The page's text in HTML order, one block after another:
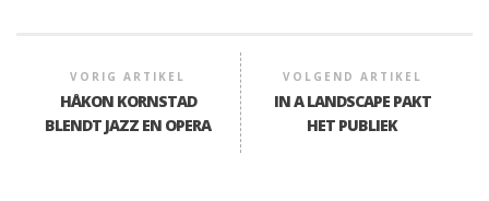
VORIG ARTIKEL
HÅKON KORNSTAD
BLENDT JAZZ EN OPERA
VOLGEND ARTIKEL
IN A LANDSCAPE PAKT
HET PUBLIEK